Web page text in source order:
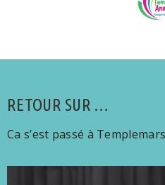
RETOUR SUR …
Ca s’est passé à